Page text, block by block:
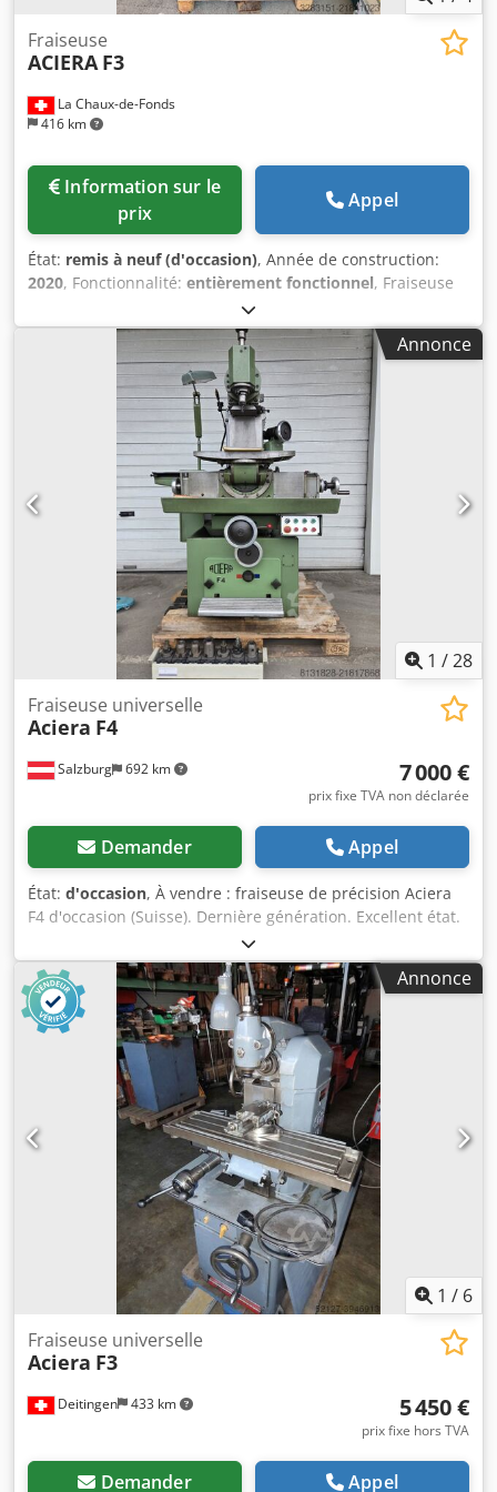
La Chaux-de-Fonds
416 km
Fraiseuse
ACIERA F3
prix
Appel
État: remis à neuf (d'occasion), Année de construction:
2020, Fonctionnalité: entièrement fonctionnel, Fraiseuse
Aciera F3 récement révisée avec nouvelle commande et
étaux Codpfjy Ivd Uex Aahorf
Annonce
1 /28
Salzburg 692 km
Fraiseuse universelle
Aciera F4
7 000 €
prix fixe TVA non déclarée
Demander Appel
État: d'occasion, À vendre : fraiseuse de précision Aciera
F4 d'occasion (Suisse). Dernière génération. Excellent état.
Courses : X400 Y175 Z450 mm Type de broche : ISO 40
Vitesses de broche : 50-3400 tr/min, réglage en continu
Table universelle de fraisage Avances automatiques sur
axes X et Z : 10-600 mm/min, réglable en continu Rapides
sur axes X et Z : 1500 mm/min Fraiseuse-outil
extrêmement stable et précise. Inclut plusieurs outils SK40
ainsi qu'un mandrin à pinces avec jeu de pinces. Cedpfxey
H Iupe Aaherf Manuel d'utilisation d'origine inclus. Poids
env. 950 kg.
Annonce
1 / 6
Deitingen 433 km
Fraiseuse universelle
Aciera F3
5 450 €
prix fixe hors TVA
Demander Appel